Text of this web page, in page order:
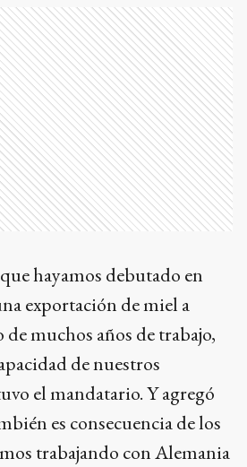
hayamos debutado en
exportación de miel a
muchos años de trabajo,
de nuestros
el mandatario. Y agregó
es consecuencia de los
trabajando con Alemania